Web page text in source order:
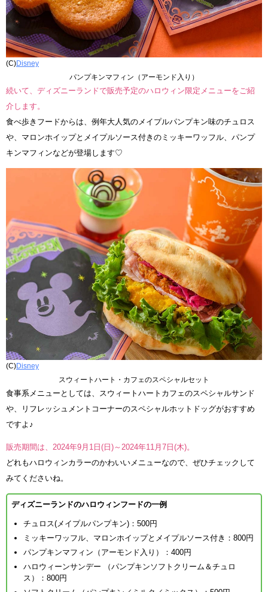
(C)Disney
パンプキンマフィン（アーモンド入り）
続いて、ディズニーランドで販売予定のハロウィン限定メニューをご紹
介します。
食べ歩きフードからは、例年大人気のメイプルパンプキン味のチュロス
や、マロンホイップとメイプルソース付きのミッキーワッフル、パンプ
キンマフィンなどが登場します♡
(C)Disney
スウィートハート・カフェのスペシャルセット
食事系メニューとしては、スウィートハートカフェのスペシャルサンド
や、リフレッシュメントコーナーのスペシャルホットドッグがおすすめ
ですよ♪
販売期間は、2024年9月1日(日)～2024年11月7日(木)。
どれもハロウィンカラーのかわいいメニューなので、ぜひチェックして
みてくださいね。
ディズニーランドのハロウィンフードの一例
チュロス(メイプルパンプキン)：500円
ミッキーワッフル、マロンホイップとメイプルソース付き：800円
パンプキンマフィン（アーモンド入り）：400円
ハロウィーンサンデー （パンプキンソフトクリーム＆チュロ
ス）：800円